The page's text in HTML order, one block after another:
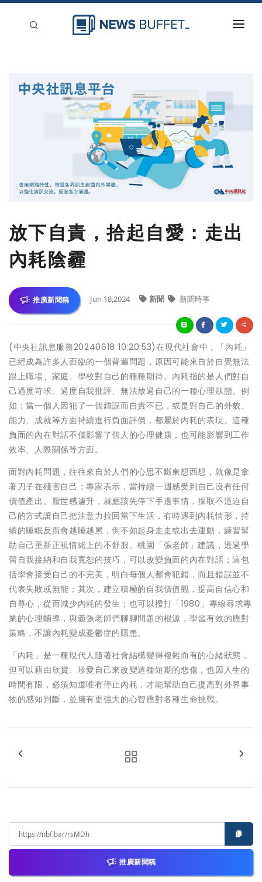
放下自責，拾起自愛：走出
內耗陰霾
推廣新聞稿 Jun 18,2024 新聞 新聞時事
(中央社訊息服務20240618 10:20:53)在現代社會中，「內耗」
已經成為許多人面臨的一個普遍問題，原因可能來自於自覺無法
跟上職場、家庭、學校對自己的種種期待。內耗指的是人們對自
己過度苛求、過度自我批評、無法放過自己的一種心理狀態。例
如；當一個人因犯了一個錯誤而自責不已，或是對自己的外貌、
能力、成就等方面持續進行負面評價，都屬於內耗的表現。這種
負面的內在對話不僅影響了個人的心理健康，也可能影響到工作
效率、人際關係等方面。
面對內耗問題，往往來自於人們的心思不斷東想西想，就像是拿
著刀子在殘害自己；專家表示，當持續一週感受到自己沒有任何
價值產出、厭世感遽升，就應該先停下手邊事情，採取不逼迫自
己的方式讓自己把注意力拉回當下生活，有時遇到內耗情形，持
續的睡眠反而會越睡越累，倒不如起身走走或出去運動，練習幫
助自己重新正視情緒上的不舒服。桃園「張老師」建議，透過學
習自我接納和自我寬恕的技巧，可以改變負面的內在對話；這包
括學會接受自己的不完美，明白每個人都會犯錯，而且錯誤並不
代表失敗或無能；其次，建立積極的自我價值觀，提高自信心和
自尊心，從而減少內耗的發生；也可以撥打「1980」專線尋求專
業的心理輔導，與義張老師們聊聊問題的根源，學習有效的應對
策略，不讓內耗變成憂鬱症的隱患。
「內耗」是一種現代人隨著社會結構變得複雜而有的心緒狀態，
但可以藉由欣賞、珍愛自己來改變這種短期的悲傷，也因人生的
時間有限，必須知道唯有停止內耗，才能幫助自己提高對外界事
物的感知判斷，並擁有更強大的心智應對各種生命挑戰。
推廣新聞稿